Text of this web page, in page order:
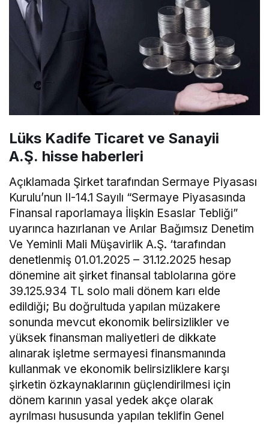
Lüks Kadife Ticaret ve Sanayii
A.Ş. hisse haberleri
Açıklamada Şirket tarafından Sermaye Piyasası
Kurulu’nun II-14.1 Sayılı “Sermaye Piyasasında
Finansal raporlamaya İlişkin Esaslar Tebliği”
uyarınca hazırlanan ve Arılar Bağımsız Denetim
Ve Yeminli Mali Müşavirlik A.Ş. ‘tarafından
denetlenmiş 01.01.2025 – 31.12.2025 hesap
dönemine ait şirket finansal tablolarına göre
39.125.934 TL solo mali dönem karı elde
edildiği; Bu doğrultuda yapılan müzakere
sonunda mevcut ekonomik belirsizlikler ve
yüksek finansman maliyetleri de dikkate
alınarak işletme sermayesi finansmanında
kullanmak ve ekonomik belirsizliklere karşı
şirketin özkaynaklarının güçlendirilmesi için
dönem karının yasal yedek akçe olarak
ayrılması hususunda yapılan teklifin Genel